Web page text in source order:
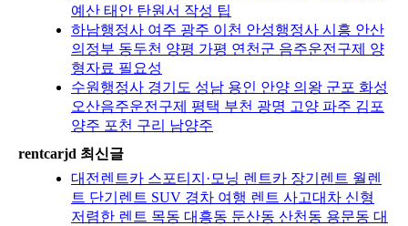
예산 태안 탄원서 작성 팁
하남행정사 여주 광주 이천 안성행정사 시흥 안산
의정부 동두천 양평 가평 연천군 음주운전구제 양
형자료 필요성
수원행정사 경기도 성남 용인 안양 의왕 군포 화성
오산음주운전구제 평택 부천 광명 고양 파주 김포
양주 포천 구리 남양주
rentcarjd 최신글
대전렌트카 스포티지·모닝 렌트카 장기렌트 월렌
트 단기렌트 SUV 경차 여행 렌트 사고대차 신형
저렴한 렌트 목동 대흥동 둔산동 산천동 용문동 대